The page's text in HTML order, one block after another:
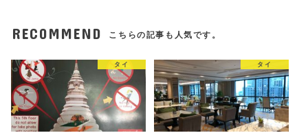
RECOMMEND こちらの記事も人気です。
タイ タイ